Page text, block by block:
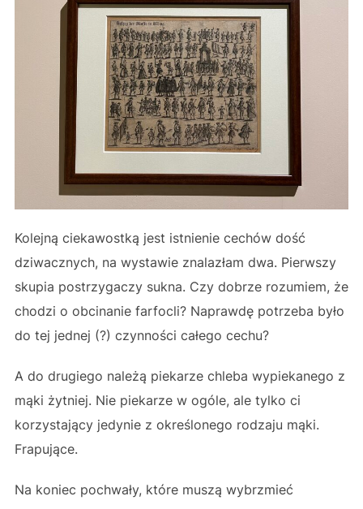
Kolejną ciekawostką jest istnienie cechów dość
dziwacznych, na wystawie znalazłam dwa. Pierwszy
skupia postrzygaczy sukna. Czy dobrze rozumiem, że
chodzi o obcinanie farfocli? Naprawdę potrzeba było
do tej jednej (?) czynności całego cechu?
A do drugiego należą piekarze chleba wypiekanego z
mąki żytniej. Nie piekarze w ogóle, ale tylko ci
korzystający jedynie z określonego rodzaju mąki.
Frapujące.
Na koniec pochwały, które muszą wybrzmieć